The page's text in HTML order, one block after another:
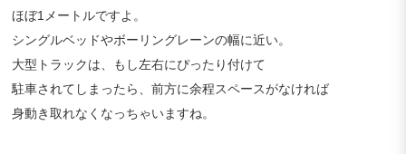
ほぼ1メートルですよ。
シングルベッドやボーリングレーンの幅に近い。
大型トラックは、もし左右にぴったり付けて
駐車されてしまったら、前方に余程スペースがなければ
身動き取れなくなっちゃいますね。